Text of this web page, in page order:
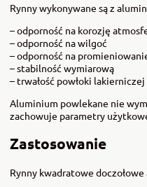
Rynny wykonywane są z
– odporność na korozję
– odporność na wilgoć
– odporność na
– stabilność wymiarową
– trwałość powłoki lakierniczej
Aluminium powlekane nie
zachowuje parametry
Zastosowanie
Rynny kwadratowe